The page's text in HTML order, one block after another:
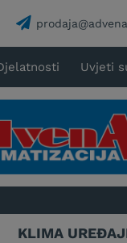
Uvjeti
KLIMA